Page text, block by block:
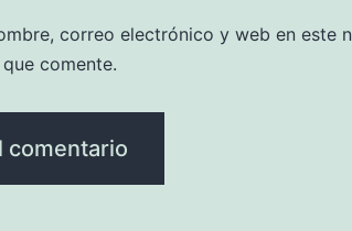
correo electrónico y web en este
comente.